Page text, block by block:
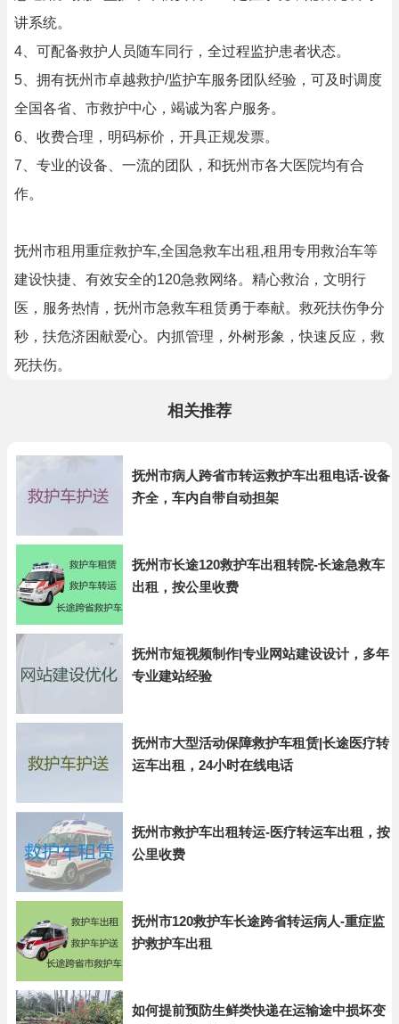
讲系统。
4、可配备救护人员随车同行，全过程监护患者状态。
5、拥有抚州市卓越救护/监护车服务团队经验，可及时调度
全国各省、市救护中心，竭诚为客户服务。
6、收费合理，明码标价，开具正规发票。
7、专业的设备、一流的团队，和抚州市各大医院均有合
作。
抚州市租用重症救护车,全国急救车出租,租用专用救治车等
建设快捷、有效安全的120急救网络。精心救治，文明行
医，服务热情，抚州市急救车租赁勇于奉献。救死扶伤争分
秒，扶危济困献爱心。内抓管理，外树形象，快速反应，救
死扶伤。
相关推荐
抚州市病人跨省市转运救护车出租电话-设备
齐全，车内自带自动担架
抚州市长途120救护车出租转院-长途急救车
出租，按公里收费
抚州市短视频制作|专业网站建设设计，多年
专业建站经验
抚州市大型活动保障救护车租赁|长途医疗转
运车出租，24小时在线电话
抚州市救护车出租转运-医疗转运车出租，按
公里收费
抚州市120救护车长途跨省转运病人-重症监
护救护车出租
如何提前预防生鲜类快递在运输途中损坏变